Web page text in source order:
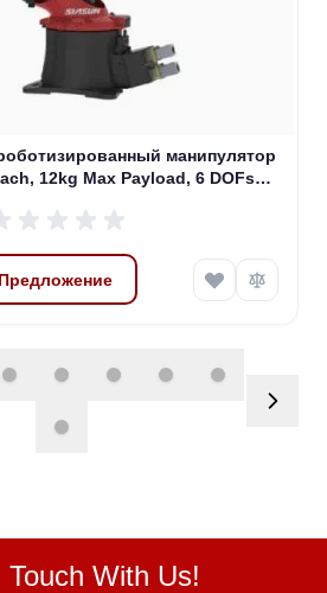
манипулятор
12kg Max Payload, 6 DOFs
Touch With Us!